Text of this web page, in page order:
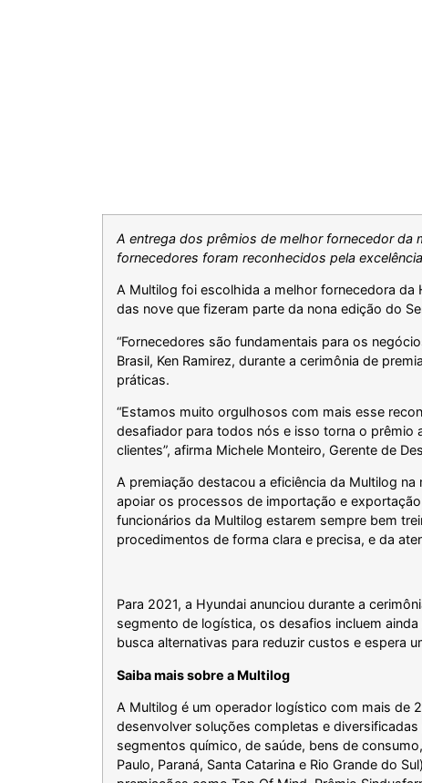
A entrega dos prêmios de melhor fornecedor da
fornecedores foram reconhecidos pela
A Multilog foi escolhida a melhor fornecedora da
das nove que fizeram parte da nona edição do
“Fornecedores são fundamentais para os
Brasil, Ken Ramirez, durante a cerimônia de
práticas.
“Estamos muito orgulhosos com mais esse
desafiador para todos nós e isso torna o prêmio
clientes”, afirma Michele Monteiro, Gerente de
A premiação destacou a eficiência da Multilog
apoiar os processos de importação e
funcionários da Multilog estarem sempre bem
procedimentos de forma clara e precisa, e da
Para 2021, a Hyundai anunciou durante a
segmento de logística, os desafios incluem
busca alternativas para reduzir custos e espera
Saiba mais sobre a Multilog
A Multilog é um operador logístico com mais de
desenvolver soluções completas e
segmentos químico, de saúde, bens de
Paulo, Paraná, Santa Catarina e Rio Grande do